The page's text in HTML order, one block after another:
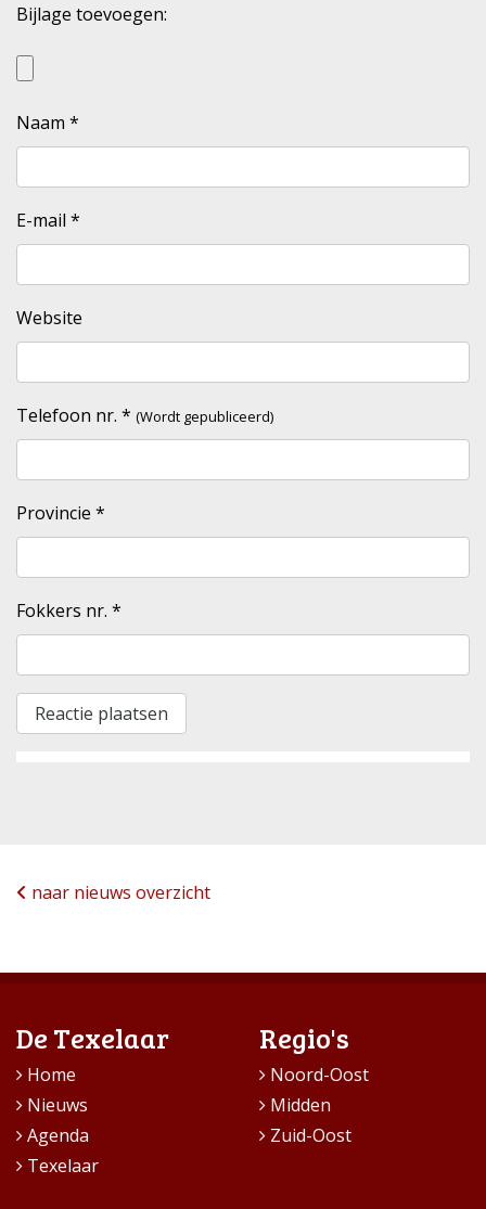
Bijlage toevoegen:
Naam *
E-mail *
Website
Telefoon nr. * (Wordt gepubliceerd)
Provincie *
Fokkers nr. *
naar nieuws overzicht
De Texelaar
Home
Nieuws
Agenda
Texelaar
Regio's
Noord-Oost
Midden
Zuid-Oost